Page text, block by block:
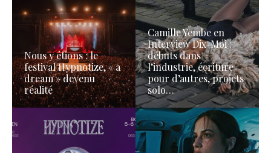
Nous y étions : le
festival Hypnotize, « a
dream » devenu
réalité
Camille Yembe en
Interview Dix-Moi :
débuts dans
l’industrie, écriture
pour d’autres, projets
solo…